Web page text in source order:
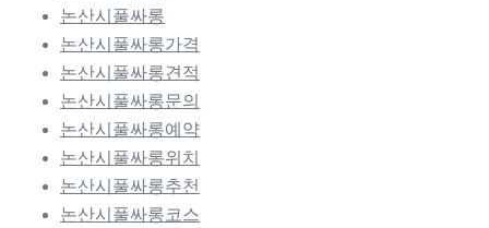
논산시풀싸롱
논산시풀싸롱가격
논산시풀싸롱견적
논산시풀싸롱문의
논산시풀싸롱예약
논산시풀싸롱위치
논산시풀싸롱추천
논산시풀싸롱코스